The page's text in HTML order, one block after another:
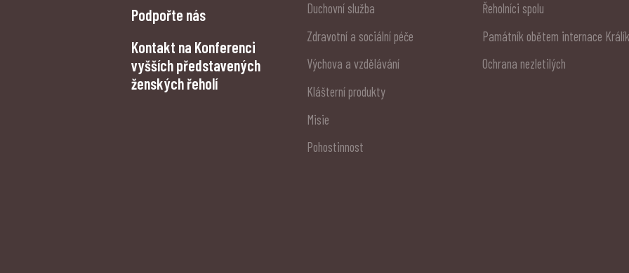
Podpořte nás
Kontakt na Konferenci
vyšších představených
ženských řeholí
Duchovní služba
Zdravotní a sociální péče
Výchova a vzdělávání
Klášterní produkty
Misie
Pohostinnost
Řeholníci spolu
Památník obětem internace
Ochrana nezletilých